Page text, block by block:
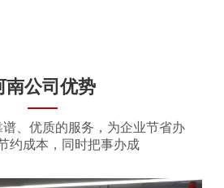
南公司优势
、优质的服务，为企业节省办
约成本，同时把事办成